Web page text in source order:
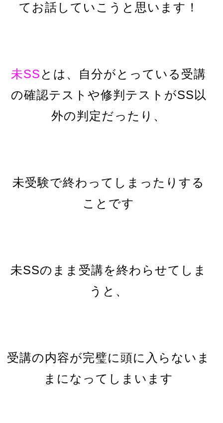
てお話していこうと思います！
未SS とは、自分がとっている受講
の確認テストや修判テストがSS以
外の判定だったり、
未受験で終わってしまったりする
ことです
未SSのまま受講を終わらせてしま
うと、
受講の内容が完璧に頭に入らないま
まになってしまいます